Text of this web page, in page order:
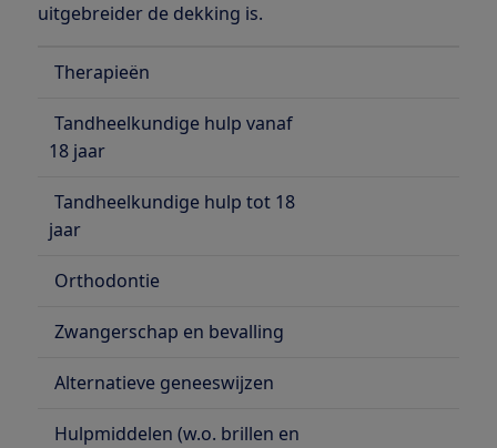
uitgebreider de dekking is.
Therapieën
Tandheelkundige hulp vanaf
18 jaar
Tandheelkundige hulp tot 18
jaar
Orthodontie
Zwangerschap en bevalling
Alternatieve geneeswijzen
Hulpmiddelen (w.o. brillen en